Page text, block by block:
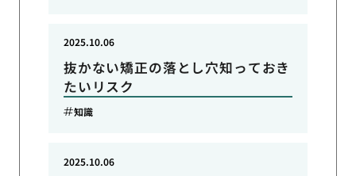
抜かない矯正の落とし穴知っておき
たいリスク
2025.10.06
知識
2025.10.06